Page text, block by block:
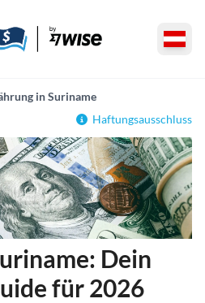
in Suriname
Haftungsausschluss
Dein
für 2026